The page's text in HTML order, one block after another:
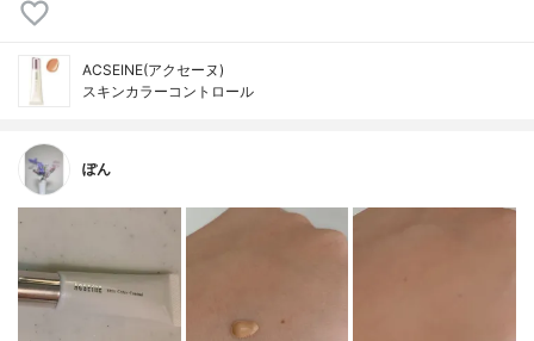
ACSEINE(アクセーヌ)
スキンカラーコントロール
ぽん